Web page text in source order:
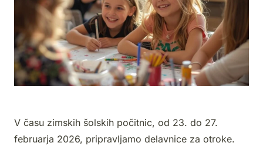
V času zimskih šolskih počitnic, od 23. do 27.
februarja 2026, pripravljamo delavnice za otroke.